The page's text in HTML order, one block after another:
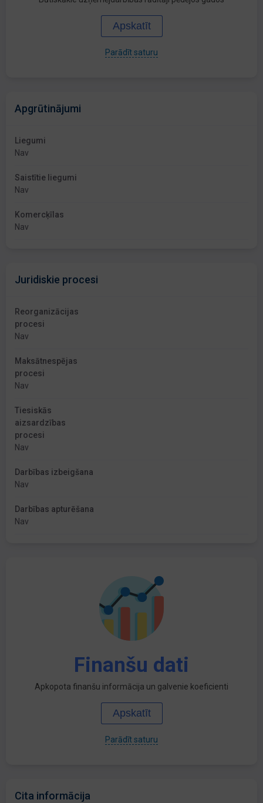
Apskatīt
Parādīt saturu
Apgrūtinājumi
Liegumi
Nav
Saistītie liegumi
Nav
Komercķīlas
Nav
Juridiskie procesi
Reorganizācijas
procesi
Nav
Maksātnespējas
procesi
Nav
Tiesiskās
aizsardzības
procesi
Nav
Darbības izbeigšana
Nav
Darbības apturēšana
Nav
Finanšu dati
Apkopota finanšu informācija un galvenie koeficienti
Apskatīt
Parādīt saturu
Cita informācija